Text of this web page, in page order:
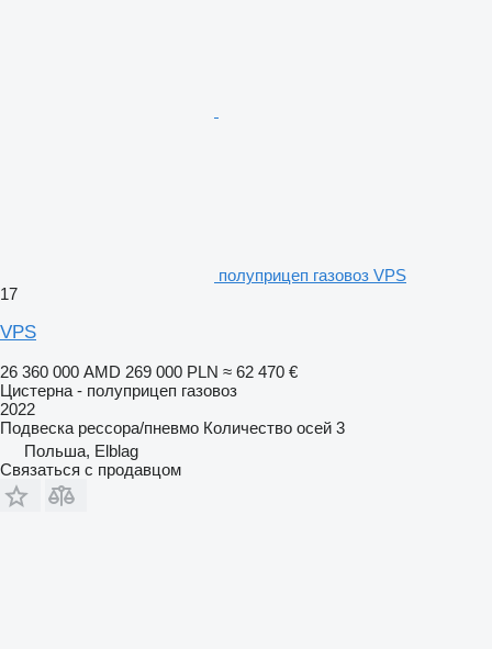
полуприцеп газовоз VPS
17
VPS
26 360 000 AMD 269 000 PLN ≈ 62 470 €
Цистерна - полуприцеп газовоз
2022
Подвеска рессора/пневмо Количество осей 3
Польша, Elblag
Связаться с продавцом